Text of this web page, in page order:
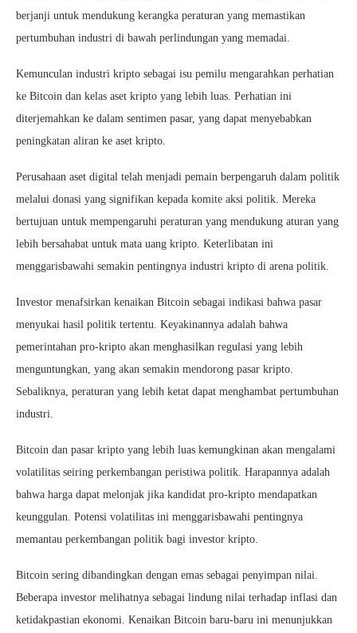
berjanji untuk mendukung kerangka peraturan yang memastikan
pertumbuhan industri di bawah perlindungan yang memadai.
Kemunculan industri kripto sebagai isu pemilu mengarahkan perhatian
ke Bitcoin dan kelas aset kripto yang lebih luas. Perhatian ini
diterjemahkan ke dalam sentimen pasar, yang dapat menyebabkan
peningkatan aliran ke aset kripto.
Perusahaan aset digital telah menjadi pemain berpengaruh dalam politik
melalui donasi yang signifikan kepada komite aksi politik. Mereka
bertujuan untuk mempengaruhi peraturan yang mendukung aturan yang
lebih bersahabat untuk mata uang kripto. Keterlibatan ini
menggarisbawahi semakin pentingnya industri kripto di arena politik.
Investor menafsirkan kenaikan Bitcoin sebagai indikasi bahwa pasar
menyukai hasil politik tertentu. Keyakinannya adalah bahwa
pemerintahan pro-kripto akan menghasilkan regulasi yang lebih
menguntungkan, yang akan semakin mendorong pasar kripto.
Sebaliknya, peraturan yang lebih ketat dapat menghambat pertumbuhan
industri.
Bitcoin dan pasar kripto yang lebih luas kemungkinan akan mengalami
volatilitas seiring perkembangan peristiwa politik. Harapannya adalah
bahwa harga dapat melonjak jika kandidat pro-kripto mendapatkan
keunggulan. Potensi volatilitas ini menggarisbawahi pentingnya
memantau perkembangan politik bagi investor kripto.
Bitcoin sering dibandingkan dengan emas sebagai penyimpan nilai.
Beberapa investor melihatnya sebagai lindung nilai terhadap inflasi dan
ketidakpastian ekonomi. Kenaikan Bitcoin baru-baru ini menunjukkan